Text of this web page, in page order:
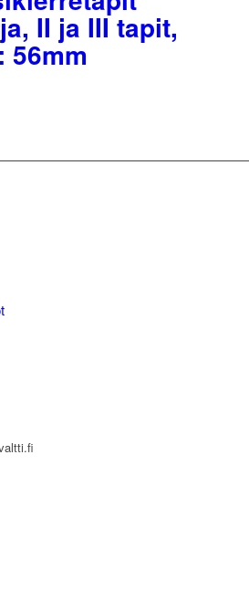
II ja III tapit,
56mm